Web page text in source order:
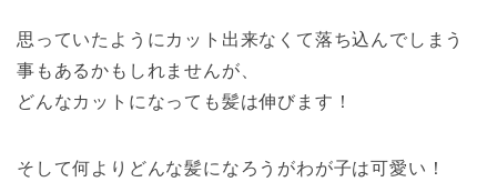
思っていたようにカット出来なくて落ち込んでしまう
事もあるかもしれませんが、
どんなカットになっても髪は伸びます！
そして何よりどんな髪になろうがわが子は可愛い！